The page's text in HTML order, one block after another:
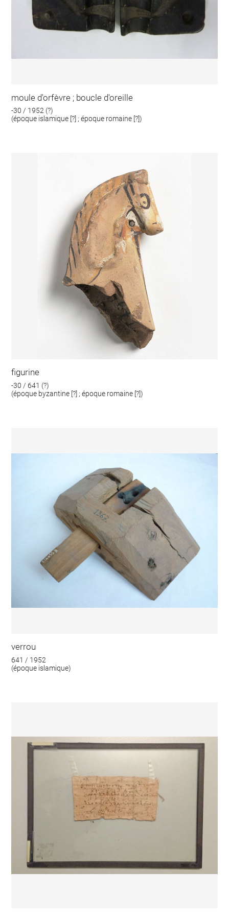
moule d'orfèvre ; boucle d'oreille
-30 / 1952 (?)
(époque islamique [?] ; époque romaine [?])
figurine
-30 / 641 (?)
(époque byzantine [?] ; époque romaine [?])
verrou
641 / 1952
(époque islamique)